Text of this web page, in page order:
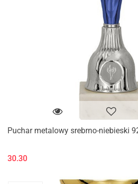
Puchar metalowy srebrno-niebieski
30.30